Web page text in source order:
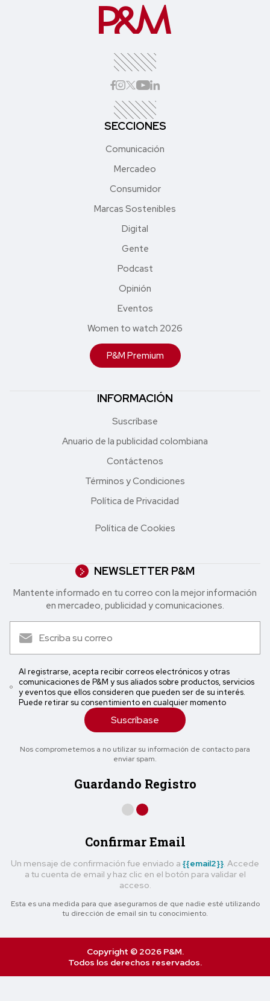
SECCIONES
Comunicación
Mercadeo
Consumidor
Marcas Sostenibles
Digital
Gente
Podcast
Opinión
Eventos
Women to watch 2026
P&M Premium
INFORMACIÓN
Suscríbase
Anuario de la publicidad colombiana
Contáctenos
Términos y Condiciones
Política de Privacidad
Política de Cookies
NEWSLETTER P&M
Mantente informado en tu correo con la mejor in formación
en mercadeo, publicidad y comunicaciones.
Al registrarse, acepta recibir correos electrónicos y otras
comunicaciones de P&M y sus aliados sobre productos, servicios
y eventos que ellos consideren que pueden ser de su interés.
Puede retirar su consentimiento en cualquier momento
Suscríbase
Nos comprometemos a no utilizar su información de contacto para
enviar spam.
Guardando Registro
Confirmar Email
Un mensaje de confirmación fue enviado a {{email2}}. Accede
a tu cuenta de email y haz clic en el botón para validar el
acceso.
Esta es una medida para que asegurarnos de que nadie esté utilizando
tu dirección de email sin tu conocimiento.
Copyright © 2026 P&M.
Todos los derechos reservados.